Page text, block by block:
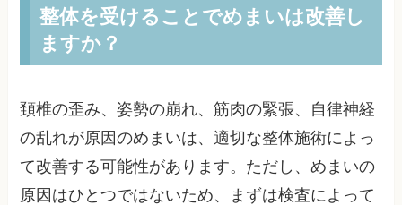
整体を受けることでめまいは改善し
ますか？
頚椎の歪み、姿勢の崩れ、筋肉の緊張、自律神経
の乱れが原因のめまいは、適切な整体施術によっ
て改善する可能性があります。ただし、めまいの
原因はひとつではないため、まずは検査によって